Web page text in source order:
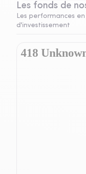
Les fonds de
Les performances
d'investissement